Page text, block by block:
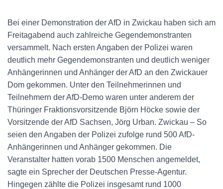
Bei einer Demonstration der AfD in Zwickau haben sich am
Freitagabend auch zahlreiche Gegendemonstranten
versammelt. Nach ersten Angaben der Polizei waren
deutlich mehr Gegendemonstranten und deutlich weniger
Anhängerinnen und Anhänger der AfD an den Zwickauer
Dom gekommen. Unter den Teilnehmerinnen und
Teilnehmern der AfD-Demo waren unter anderem der
Thüringer Fraktionsvorsitzende Björn Höcke sowie der
Vorsitzende der AfD Sachsen, Jörg Urban. Zwickau – So
seien den Angaben der Polizei zufolge rund 500 AfD-
Anhängerinnen und Anhänger gekommen. Die
Veranstalter hatten vorab 1500 Menschen angemeldet,
sagte ein Sprecher der Deutschen Presse-Agentur.
Hingegen zählte die Polizei insgesamt rund 1000